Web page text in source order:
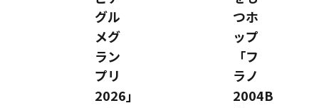
グル
メグ
ラン
プリ
2026」
つホ
ップ
「フ
ラノ
2004B